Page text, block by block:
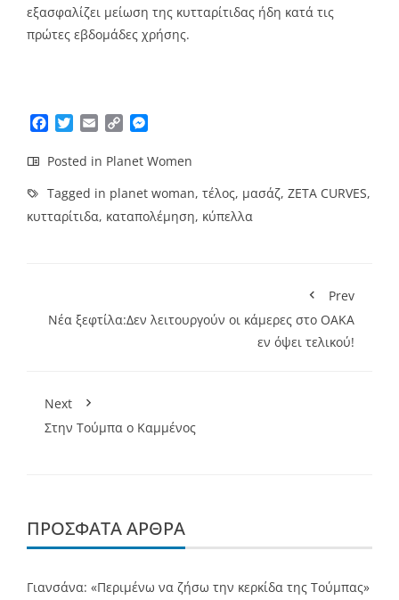
εξασφαλίζει μείωση της κυτταρίτιδας ήδη κατά τις
πρώτες εβδομάδες χρήσης.
Facebook
TwitterEmailCopy
Posted in Planet Women
Tagged in planet woman, τέλος, μασάζ, ZETA CURVES,
κυτταρίτιδα, καταπολέμηση, κύπελλα
Prev
Νέα ξεφτίλα:Δεν λειτουργούν οι κάμερες στο ΟΑΚΑ
εν όψει τελικού!
Next
Στην Τούμπα ο Καμμένος
ΠΡΌΣΦΑΤΑ ΆΡΘΡΑ
Γιανσάνα: «Περιμένω να ζήσω την κερκίδα της Τούμπας»